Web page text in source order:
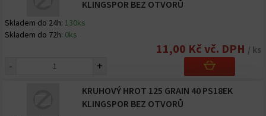
KLINGSPOR BEZ OTVORŮ
Skladem do 24h: 130ks
Skladem do 72h: 0ks
11,00 Kč vč. DPH / ks
- +
KRUHOVÝ HROT 125 GRAIN 40 PS18EK
KLINGSPOR BEZ OTVORŮ